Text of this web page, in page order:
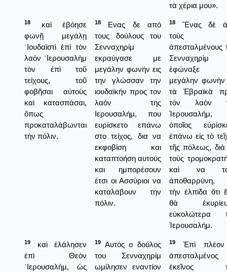
τὰ χέρια μου».
18
καὶ ἐβόησε
φωνῇ μεγάλῃ
᾿Ιουδαϊστὶ ἐπὶ τὸν
λαὸν ῾Ιερουσαλὴμ
τὸν ἐπὶ τοῦ
τείχους, τοῦ
φοβῆσαι αὐτοὺς
καὶ κατασπάσαι,
ὅπως
προκαταλάβωνται
τὴν πόλιν.
18
Ενας δε από
τους δούλους του
Σενναχηρίμ
εκραύγασε με
μεγάλην φωνήν εις
την γλώσσαν την
ιουδαϊκήν προς τον
λαόν της
Ιερουσαλήμ, που
ευρίσκετο επάνω
στο τείχος, δια να
εκφοβίση και
καταπτοήση αυτούς
και ημπορέσουν
έτσι οι Ασσύριοι να
καταλάβουν την
πόλιν.
18
Ἕνας δὲ
τοὺς
ἀπεσταλμένους
Σενναχηρὶμ
ἐφώναξε
μεγάλην φωνὴν
τὰ Ἑβραϊκὰ
τὸν λαὸν
ὁποῖος
ἐπάνω εἰς τὸ
τῆς πόλεως,
τοὺς
καὶ να
ἀποθαρρύνη,
τὴν ἐλπίδα ὅτι
θὰ
εὐκολώτερα
Ἱερουσαλήμ.
19
καὶ ἐλάλησεν
ἐπὶ Θεὸν
῾Ιερουσαλήμ, ὡς
19
Αυτός ο δούλος
του Σενναχηρίμ
ωμίλησεν εναντίον
19
Ἐπὶ
ἀπεσταλμένος
ἐκεῖνος